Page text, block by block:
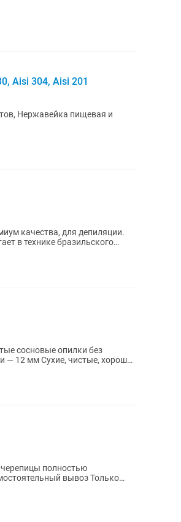
Aisi 304, Aisi 201
Нержавейка пищевая и
качества, для депиляции.
в технике бразильского
полностью
вывоз Только